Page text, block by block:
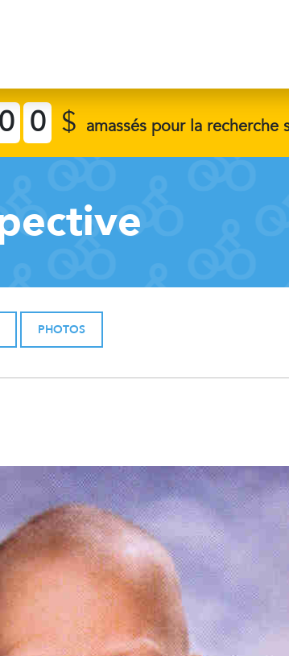
0 0 $ amassés pour la recherche
PHOTOS